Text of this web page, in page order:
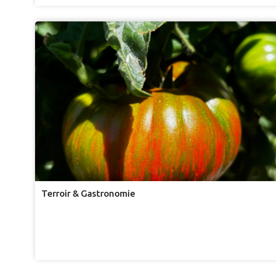
Terroir & Gastronomie